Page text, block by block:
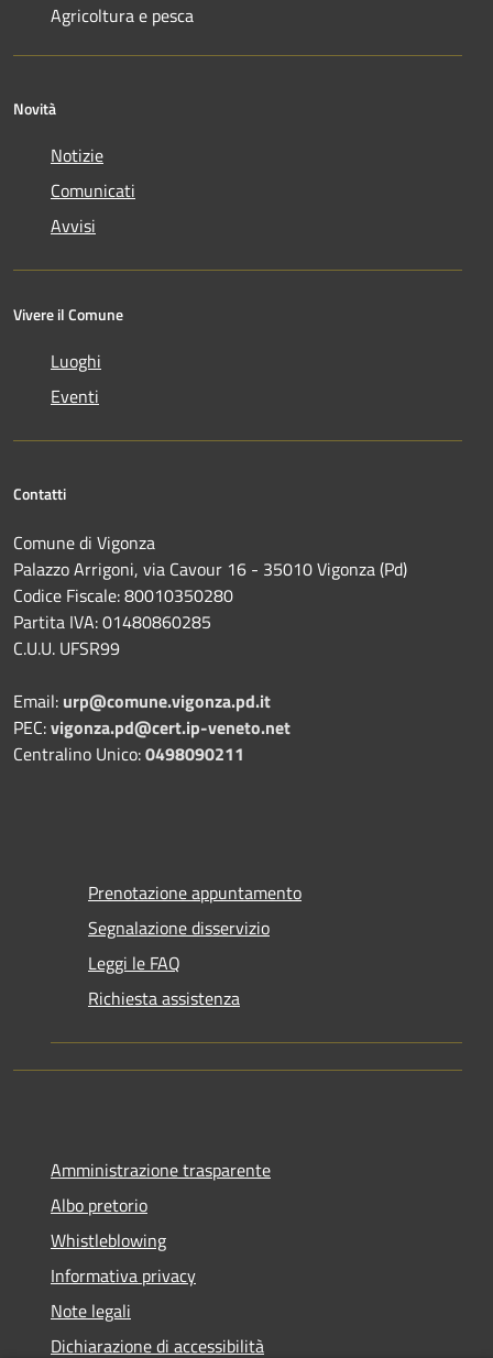
Agricoltura e pesca
Novità
Notizie
Comunicati
Avvisi
Vivere il Comune
Luoghi
Eventi
Contatti
Comune di Vigonza
Palazzo Arrigoni, via Cavour 16 - 35010 Vigonza (Pd)
Codice Fiscale: 80010350280
Partita IVA: 01480860285
C.U.U. UFSR99
Email: urp@comune.vigonza.pd.it
PEC:vigonza.pd@cert.ip-veneto.net
Centralino Unico:0498090211
Prenotazione appuntamento
Segnalazione disservizio
Leggi le FAQ
Richiesta assistenza
Amministrazione trasparente
Albo pretorio
Whistleblowing
Informativa privacy
Note legali
Dichiarazione di accessibilità